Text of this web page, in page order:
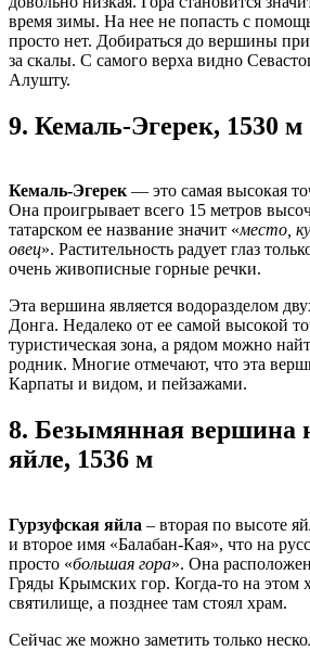
время зимы. На нее не попасть с
просто нет. Добираться до вершины
за скалы. С самого верха видно
Алушту.
9. Кемаль-Эгерек, 1530 м
Кемаль-Эгерек— это самая высокая
Она проигрывает всего 15 метров
татарском ее название значит «место,
овец». Растительность радует глаз
очень живописные горные речки.
Эта вершина является водоразделом
Донга. Недалеко от ее самой высокой
туристическая зона, а рядом можно
родник. Многие отмечают, что эта
Карпаты и видом, и пейзажами.
8. Безымянная вершина
яйле, 1536 м
Гурзуфская яйла – вторая по высоте
и второе имя «Балабан-Кая», что на
просто «большая гора». Она
Гряды Крымских гор. Когда-то на этом
святилище, а позднее там стоял храм.
Сейчас же можно заметить только